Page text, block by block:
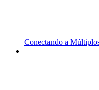
Conectando a